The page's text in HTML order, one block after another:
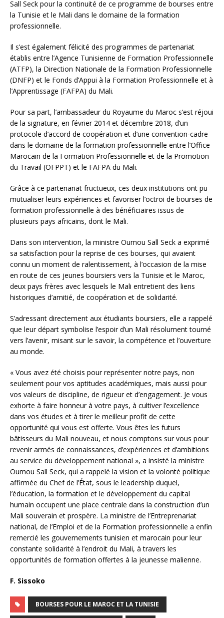
Sall Seck pour la continuité de ce programme de bourses entre
la Tunisie et le Mali dans le domaine de la formation
professionnelle.
Il s’est également félicité des programmes de partenariat
établis entre l’Agence Tunisienne de Formation Professionnelle
(ATFP), la Direction Nationale de la Formation Professionnelle
(DNFP) et le Fonds d’Appui à la Formation Professionnelle et à
l’Apprentissage (FAFPA) du Mali.
Pour sa part, l’ambassadeur du Royaume du Maroc s’est réjoui
de la signature, en février 2014 et décembre 2018, d’un
protocole d’accord de coopération et d’une convention-cadre
dans le domaine de la formation professionnelle entre l’Office
Marocain de la Formation Professionnelle et de la Promotion
du Travail (OFPPT) et le FAFPA du Mali.
Grâce à ce partenariat fructueux, ces deux institutions ont pu
mutualiser leurs expériences et favoriser l’octroi de bourses de
formation professionnelle à des bénéficiaires issus de
plusieurs pays africains, dont le Mali.
Dans son intervention, la ministre Oumou Sall Seck a exprimé
sa satisfaction pour la reprise de ces bourses, qui avaient
connu un moment de ralentissement, à l’occasion de la mise
en route de ces jeunes boursiers vers la Tunisie et le Maroc,
deux pays frères avec lesquels le Mali entretient des liens
historiques d’amitié, de coopération et de solidarité.
S’adressant directement aux étudiants boursiers, elle a rappelé
que leur départ symbolise l’espoir d’un Mali résolument tourné
vers l’avenir, misant sur le savoir, la compétence et l’ouverture
au monde.
« Vous avez été choisis pour représenter notre pays, non
seulement pour vos aptitudes académiques, mais aussi pour
vos valeurs de discipline, de rigueur et d’engagement. Je vous
exhorte à faire honneur à votre pays, à cultiver l’excellence
dans vos études et à tirer le meilleur profit de cette
opportunité qui vous est offerte. Vous êtes les futurs
bâtisseurs du Mali nouveau, et nous comptons sur vous pour
revenir armés de connaissances, d’expériences et d’ambitions
au service du développement national », a insisté la ministre
Oumou Sall Seck, qui a rappelé la vision et la volonté politique
affirmée du Chef de l’État, sous le leadership duquel,
l’éducation, la formation et le développement du capital
humain occupent une place centrale dans la construction d’un
Mali souverain et prospère. La ministre de l’Entreprenariat
national, de l’Emploi et de la Formation professionnelle a enfin
remercié les gouvernements tunisien et marocain pour leur
constante solidarité à l’endroit du Mali, à travers les
opportunités de formation offertes à la jeunesse malienne.
F. Sissoko
BOURSES POUR LE MAROC ET LA TUNISIE